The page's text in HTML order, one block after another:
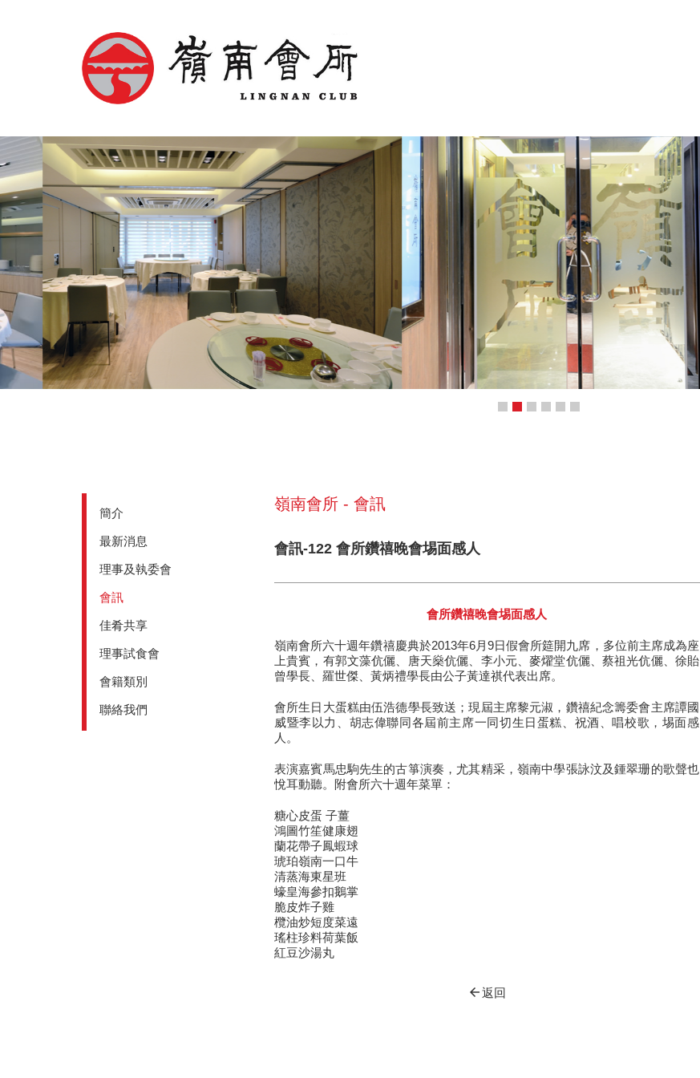
簡介
最新消息
理事及執委會
會訊
佳肴共享
理事試食會
會籍類別
聯絡我們
嶺南會所 - 會訊
會訊-122 會所鑽禧晚會埸面感人
會所鑽禧晚會埸面感人
嶺南會所六十週年鑽禧慶典於2013年6月9日假會所筵開九席，多位前主席成為座
上貴賓，有郭文藻伉儷、唐天燊伉儷、李小元、麥燿堂伉儷、蔡祖光伉儷、徐貽
曾學長、羅世傑、黃炳禮學長由公子黃達祺代表出席。
會所生日大蛋糕由伍浩德學長致送；現屆主席黎元淑，鑽禧紀念籌委會主席譚國
威暨李以力、胡志偉聯同各屆前主席一同切生日蛋糕、祝酒、唱校歌，埸面感
人。
表演嘉賓馬忠駒先生的古箏演奏，尤其精采，嶺南中學張詠汶及鍾翠珊的歌聲也
悅耳動聽。附會所六十週年菜單：
糖心皮蛋 子薑
鴻圖竹笙健康翅
蘭花帶子鳳蝦球
琥珀嶺南一口牛
清蒸海東星班
蠔皇海參扣鵝掌
脆皮炸子雞
欖油炒短度菜遠
瑤柱珍料荷葉飯
紅豆沙湯丸
arrow_back返回